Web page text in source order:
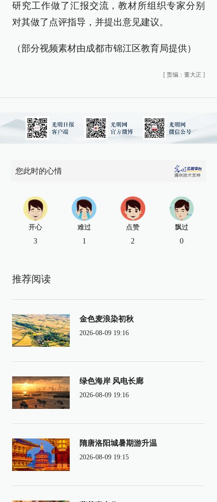
研究工作做了汇报交流，教材所组织专家分别
对其做了点评指导，并提出意见建议。
（部分视频素材由成都市锦江区教育局提供）
[ 责编：董大正 ]
您此时的心情
开心
3
难过
1
点赞
2
飘过
0
推荐阅读
金色麦浪染初秋
2026-08-09 19:16
绿色海岸 风电长廊
2026-08-09 19:16
隋唐洛阳城暑期游升温
2026-08-09 19:15